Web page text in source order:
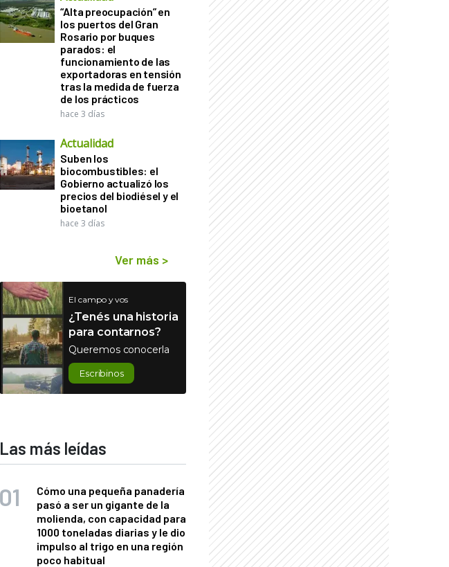
“Alta preocupación” en
los puertos del Gran
Rosario por buques
parados: el
funcionamiento de las
exportadoras en tensión
tras la medida de fuerza
de los prácticos
hace 3 días
Actualidad
Suben los
biocombustibles: el
Gobierno actualizó los
precios del biodiésel y el
bioetanol
hace 3 días
Ver más >
El campo y vos
¿Tenés una historia
para contarnos?
Queremos conocerla
Escribinos
Las más leídas
Cómo una pequeña panadería
pasó a ser un gigante de la
molienda, con capacidad para
1000 toneladas diarias y le dio
impulso al trigo en una región
poco habitual